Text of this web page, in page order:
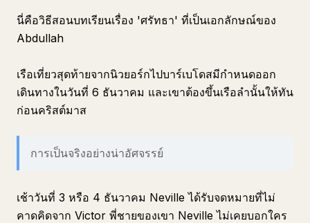
นี่คือวิธีสอนบทเรียนเรื่อง 'ศรัทธา' ที่เป็นเอกลักษณ์ของ
Abdullah
เรือเที่ยวสุดท้ายจากนิวยอร์กไปบาร์เบโดสมีกำหนดออก
เดินทางในวันที่ 6 ธันวาคม และเขาต้องขึ้นเรือลำนั้นให้ทัน
ก่อนคริสต์มาส
การเป็นจริงอย่างน่าอัศจรรย์
เช้าวันที่ 3 หรือ 4 ธันวาคม Neville ได้รับจดหมายที่ไม่
คาดคิดจาก Victor พี่ชายของเขา Neville ไม่เคยบอกใคร